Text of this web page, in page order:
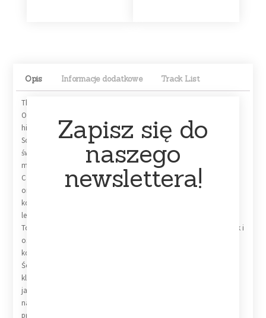
Opis Informacje dodatkowe Track List
The Godfather Original Soundtrack
Odkryj wyjątkowy klimat jednego z najwybitniejszych filmów w
historii kina dzięki winylowemu wydaniu The Godfather – Original
Soundtrack. Ta niezwykła ścieżka dźwiękowa przenosi słuchacza w
świat mafijnej sagi, pełnej emocji, napięcia i niezapomnianych
melodii.
Czerwony winyl 1LP Red to prawdziwa gratka dla kolekcjonerów
oraz miłośników muzyki filmowej. Album zawiera kultowe
kompozycje, które na stałe zapisały się w historii kina, w tym
legendarny motyw przewodni kojarzony z filmem Ojciec chrzestny.
To doskonała propozycja zarówno dla fanów klasycznego kina, jak i
osób poszukujących wyjątkowych wydań winylowych do swojej
kolekcji.
Ścieżka dźwiękowa The Godfather Original Soundtrack zachwyca
klimatycznym brzmieniem, łącząc elementy muzyki klasycznej,
jazzowej i filmowej narracji. Kompozycje budują niepowtarzalny
nastrój, idealnie oddający dramatyzm oraz elegancję kultowej
produkcji.
Zapisz się do
naszego
newslettera!